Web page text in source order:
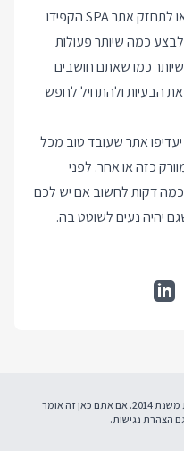
אם אתם המתכנתים שצריכים לבנות או לתחזק אתר SPA הקפידו
כמה שיותר פעולות
כמו שאתם חושבים
הבעיות ולהתחיל לחפש
יעדיפו אתר שעובד טוב מכל
כזה או אחר. לפני
כמה דקות לחשוב אם יש לכם
יהיה נעים לשוטט בה.
אנחנו באוויר ומלמדים תכנות ברשת משנת 2014. אם אתם כאן זה אומר
הצהרת נגישות.